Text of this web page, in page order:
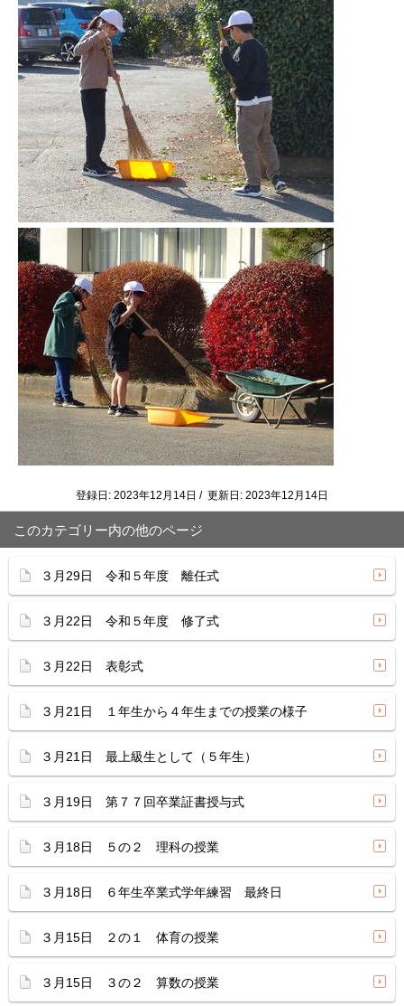
登録日: 2023年12月14日 / 更新日: 2023年12月14日
このカテゴリー内の他のページ
３月29日 令和５年度 離任式
３月22日 令和５年度 修了式
３月22日 表彰式
３月21日 １年生から４年生までの授業の様子
３月21日 最上級生として（５年生）
３月19日 第７７回卒業証書授与式
３月18日 ５の２ 理科の授業
３月18日 ６年生卒業式学年練習 最終日
３月15日 ２の１ 体育の授業
３月15日 ３の２ 算数の授業